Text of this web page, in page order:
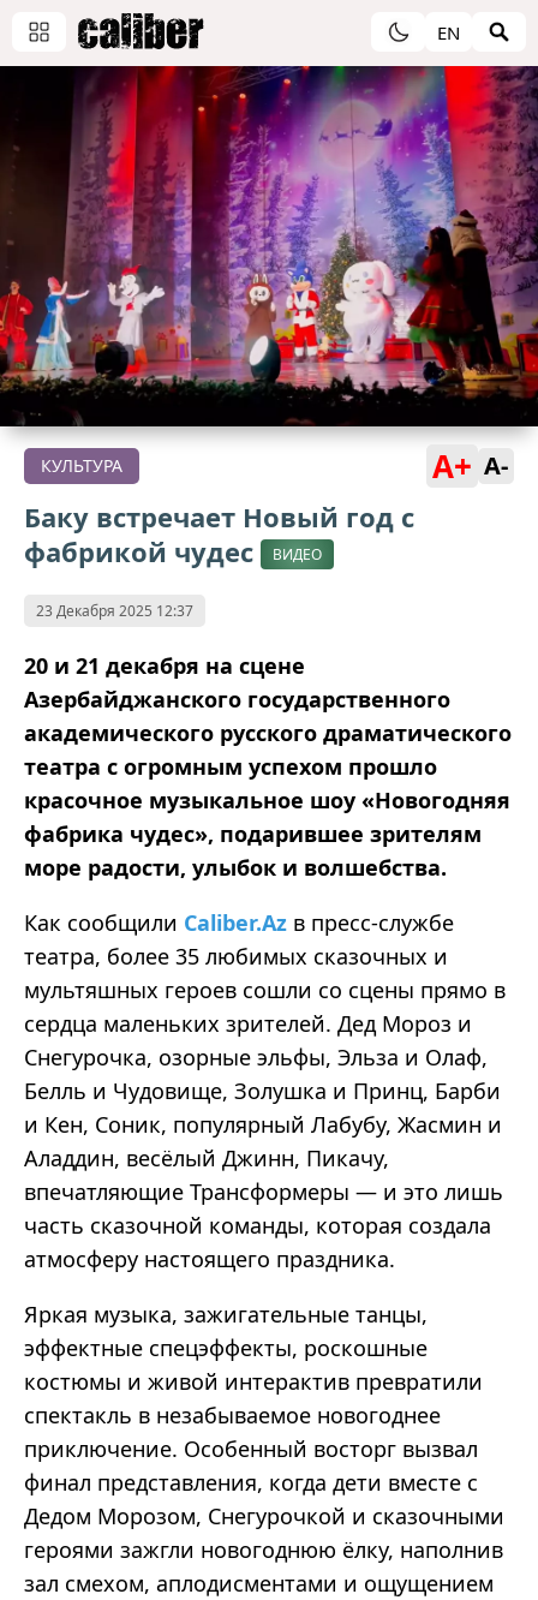
EN
КУЛЬТУРА A+ A-
Баку встречает Новый год с
фабрикой чудес
ВИДЕО
23 Декабря 2025 12:37
20 и 21 декабря на сцене
Азербайджанского государственного
академического русского драматического
театра с огромным успехом прошло
красочное музыкальное шоу «Новогодняя
фабрика чудес», подарившее зрителям
море радости, улыбок и волшебства.
Как сообщили Caliber.Az в пресс-службе
театра, более 35 любимых сказочных и
мультяшных героев сошли со сцены прямо в
сердца маленьких зрителей. Дед Мороз и
Снегурочка, озорные эльфы, Эльза и Олаф,
Белль и Чудовище, Золушка и Принц, Барби
и Кен, Соник, популярный Лабубу, Жасмин и
Аладдин, весёлый Джинн, Пикачу,
впечатляющие Трансформеры — и это лишь
часть сказочной команды, которая создала
атмосферу настоящего праздника.
Яркая музыка, зажигательные танцы,
эффектные спецэффекты, роскошные
костюмы и живой интерактив превратили
спектакль в незабываемое новогоднее
приключение. Особенный восторг вызвал
финал представления, когда дети вместе с
Дедом Морозом, Снегурочкой и сказочными
героями зажгли новогоднюю ёлку, наполнив
зал смехом, аплодисментами и ощущением